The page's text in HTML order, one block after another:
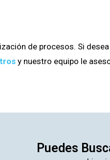
de procesos. Si
y nuestro equipo le
Puedes